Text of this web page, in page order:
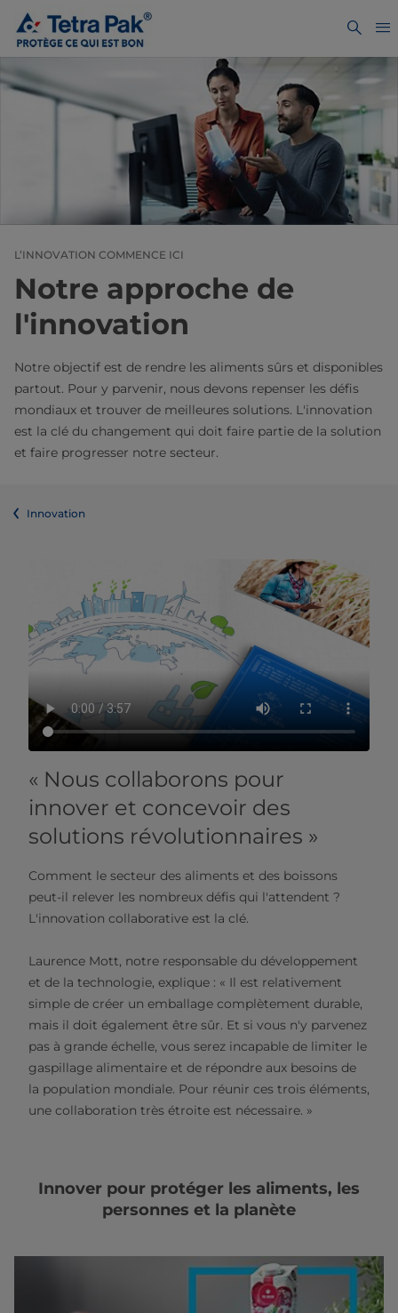
L’INNOVATION COMMENCE ICI
Notre approche de
l'innovation
Notre objectif est de rendre les aliments sûrs et disponibles
partout. Pour y parvenir, nous devons repenser les défis
mondiaux et trouver de meilleures solutions. L'innovation
est la clé du changement qui doit faire partie de la solution
et faire progresser notre secteur.
Innovation
« Nous collaborons pour
innover et concevoir des
solutions révolutionnaires »
Comment le secteur des aliments et des boissons
peut-il relever les nombreux défis qui l'attendent ?
L'innovation collaborative est la clé.
Laurence Mott, notre responsable du développement
et de la technologie, explique : « Il est relativement
simple de créer un emballage complètement durable,
mais il doit également être sûr. Et si vous n'y parvenez
pas à grande échelle, vous serez incapable de limiter le
gaspillage alimentaire et de répondre aux besoins de
la population mondiale. Pour réunir ces trois éléments,
une collaboration très étroite est nécessaire. »
Innover pour protéger les aliments, les
personnes et la planète